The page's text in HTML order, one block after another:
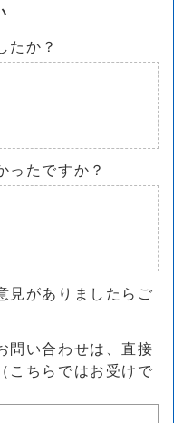
たか？
ったですか？
見がありましたらご
問い合わせは、直接
こちらではお受けで